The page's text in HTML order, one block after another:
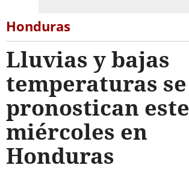
Honduras
Lluvias y bajas
temperaturas se
pronostican este
miércoles en
Honduras